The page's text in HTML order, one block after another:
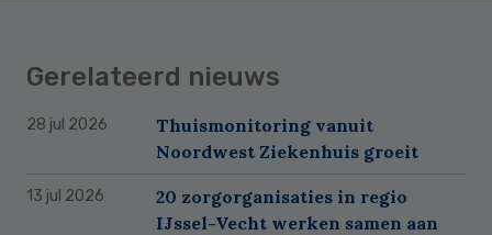
Gerelateerd nieuws
28 jul 2026
Thuismonitoring vanuit
Noordwest Ziekenhuis groeit
13 jul 2026
20 zorgorganisaties in regio
IJssel-Vecht werken samen aan